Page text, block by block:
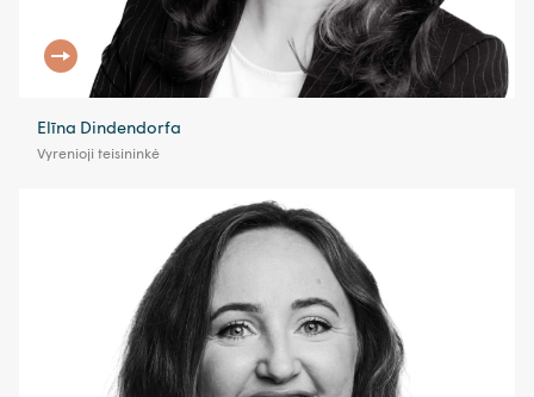
Elīna Dindendorfa
Vyrenioji teisininkė